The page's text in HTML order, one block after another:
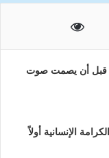
قبل أن يصمت صوت
الإنسانية أولاً